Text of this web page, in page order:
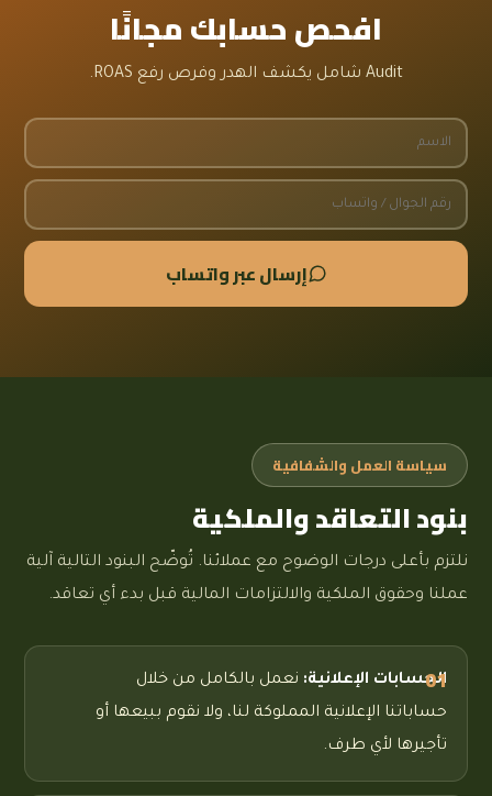
افحص حسابك مجانًا
Audit شامل يكشف الهدر وفرص رفع ROAS.
إرسال عبر واتساب
سياسة العمل والشفافية
بنود التعاقد والملكية
نلتزم بأعلى درجات الوضوح مع عملائنا. تُوضّح البنود التالية آلية
عملنا وحقوق الملكية والالتزامات المالية قبل بدء أي تعاقد.
الحسابات الإعلانية: نعمل بالكامل من خلال
حساباتنا الإعلانية المملوكة لنا، ولا نقوم ببيعها أو
تأجيرها لأي طرف.